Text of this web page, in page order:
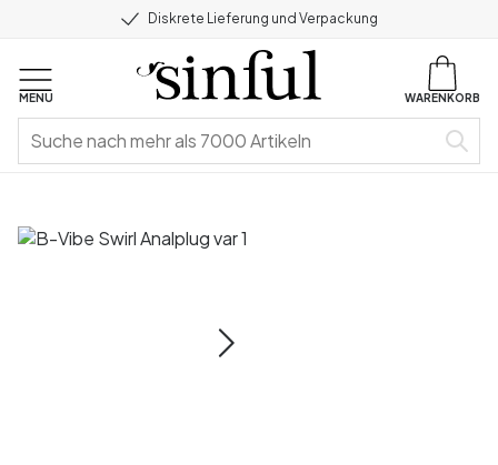
Diskrete Lieferung und Verpackung
MENU WARENKORB